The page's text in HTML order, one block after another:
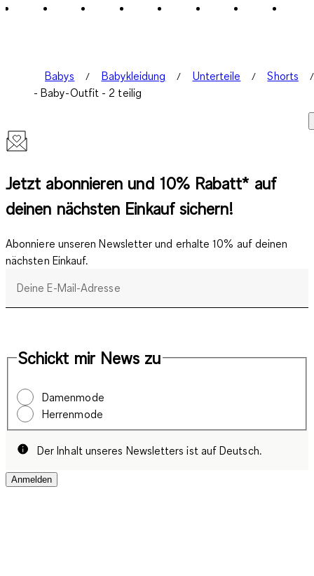
Bewertungen.
Babys Babykleidung Unterteile
Shorts
- Baby-Outfit - 2 teilig
Jetzt abonnieren und 10% Rabatt* auf
deinen nächsten Einkauf sichern!
Abonniere unseren Newsletter und erhalte 10% auf deinen
nächsten Einkauf.
Deine E-Mail-Adresse
Schickt mir News zu
Damenmode
Herrenmode
Der Inhalt unseres Newsletters ist auf Deutsch.
Anmelden